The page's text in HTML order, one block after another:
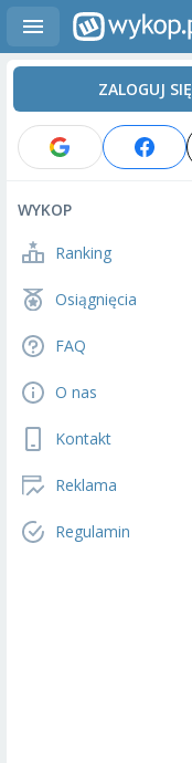
ZALOGUJ SIĘ
WYKOP
Ranking
Osiągnięcia
FAQ
O nas
Kontakt
Reklama
Regulamin